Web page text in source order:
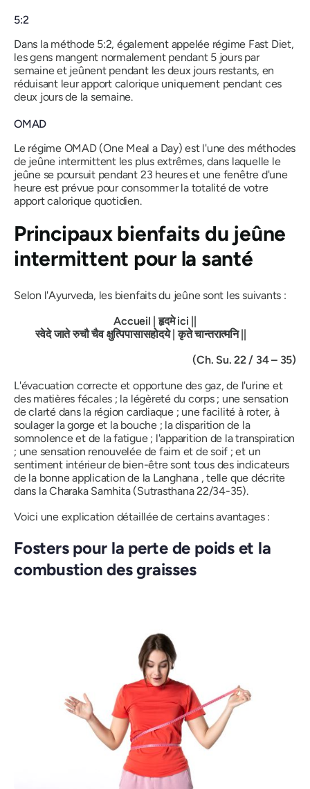
5:2
Dans la méthode 5:2, également appelée régime Fast Diet,
les gens mangent normalement pendant 5 jours par
semaine et jeûnent pendant les deux jours restants, en
réduisant leur apport calorique uniquement pendant ces
deux jours de la semaine.
OMAD
Le régime OMAD (One Meal a Day) est l'une des méthodes
de jeûne intermittent les plus extrêmes, dans laquelle le
jeûne se poursuit pendant 23 heures et une fenêtre d'une
heure est prévue pour consommer la totalité de votre
apport calorique quotidien.
Principaux bienfaits du jeûne
intermittent pour la santé
Selon l'Ayurveda, les bienfaits du jeûne sont les suivants :
Accueil | ​हृदमे ici ||
स्वेदेजातेरुचौचैव क्षुत्पिपासासहोदये |कृतेचान्तरात्मनि ||
(Ch. Su. 22 / 34 – 35)
L'évacuation correcte et opportune des gaz, de l'urine et
des matières fécales ; la légèreté du corps ; une sensation
de clarté dans la région cardiaque ; une facilité à roter, à
soulager la gorge et la bouche ; la disparition de la
somnolence et de la fatigue ; l'apparition de la transpiration
; une sensation renouvelée de faim et de soif ; et un
sentiment intérieur de bien-être sont tous des indicateurs
de la bonne application de la Langhana, telle que décrite
dans la Charaka Samhita(Sutrasthana 22/34-35).
Voici une explication détaillée de certains avantages :
Fosters pour la perte de poids et la
combustion des graisses